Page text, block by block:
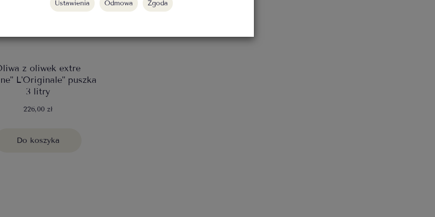
z oliwek extre
L'Originale" puszka
3 litry
226,00 zł
Do koszyka
Ustawienia Odmowa Zgoda